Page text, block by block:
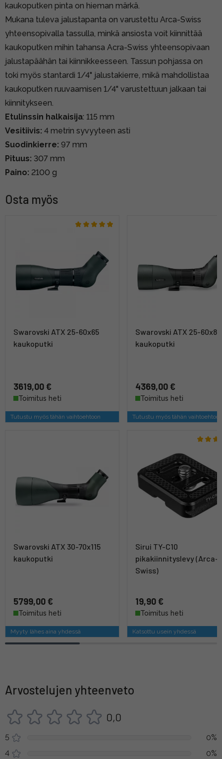
kaukoputken pinta on hieman märkä.
Mukana tuleva jalustapanta on varustettu Arca-Swiss
yhteensopivalla tassulla, minkä ansiosta voit kiinnittää
kaukoputken mihin tahansa Acra-Swiss yhteensopivaan
jalustapäähän tai kiinnikkeesseen. Tassun pohjassa on
toki myös stantardi 1/4" jalustakierre, mikä mahdollistaa
kaukoputken ruuvaamisen 1/4" varustettuun jalkaan tai
kiinnitykseen.
Etulinssin halkaisija: 115 mm
Vesitiivis: 4 metrin syvyyteen asti
Suodinkierre: 97 mm
Pituus: 307 mm
Paino: 2100 g
Osta myös
Swarovski ATX 25-60x65
kaukoputki
3619,00 €
Toimitus heti
Tutustu myös tähän vaihtoehtoon
Swarovski ATX 25-60x85
kaukoputki
4369,00 €
Toimitus heti
Tutustu myös tähän
Swarovski ATX 30-70x115
kaukoputki
5799,00 €
Toimitus heti
Myyty lähes aina yhdessä
Sirui TY-C10
pikakiinnityslevy (Arca-
Swiss)
19,90 €
Toimitus heti
Katsottu usein yhdessä
Arvostelujen yhteenveto
0,0
5
0%
4
0%